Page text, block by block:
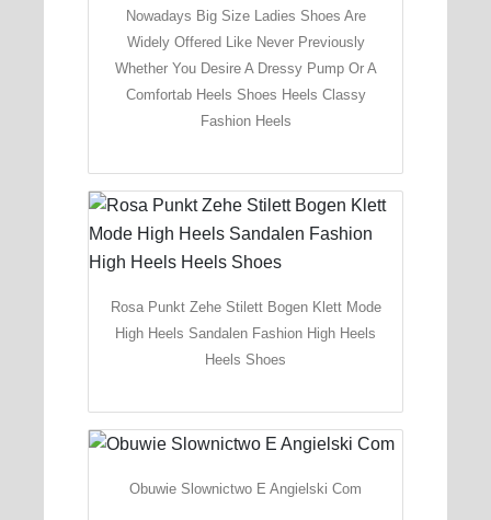
Nowadays Big Size Ladies Shoes Are
Widely Offered Like Never Previously
Whether You Desire A Dressy Pump Or A
Comfortab Heels Shoes Heels Classy
Fashion Heels
Rosa Punkt Zehe Stilett Bogen Klett Mode
High Heels Sandalen Fashion High Heels
Heels Shoes
Obuwie Slownictwo E Angielski Com